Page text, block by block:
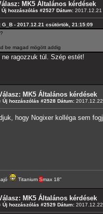
MK5 Általános kérdések
Új hozzászólás #2527 Dátum: 2017.12.21
G_B - 2017.12.21 csütörtök, 21:15:09
be magad mögött addig
ne ragozzuk túl. Szép estét!
MK5 Általános kérdések
Új hozzászólás #2528 Dátum:
hogy Nogixer kolléga sem
Titanium Smax 18"
MK5 Általános kérdések
Új hozzászólás #2529 Dátum: